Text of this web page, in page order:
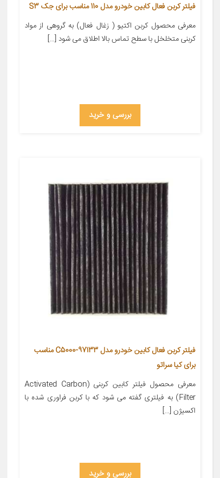
فیلتر کربن فعال کابین خودرو مدل 110 مناسب برای جک S3
معرفی محصول کربن اکتیو ( زغال فعال) به گروهی از مواد
کربنی متخلخل با سطح تماس بالا اطلاق می شود […]
بررسی و خرید
فیلتر کربن فعال کابین خودرو مدل 97133-C5000 مناسب
برای کیا سراتو
معرفی محصول فیلتر کابین کربنی (Activated Carbon
Filter) به فیلتری گفته می شود که با کربن فراوری شده با
اکسیژن […]
بررسی و خرید